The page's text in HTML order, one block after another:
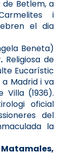
Betlem, a
i
el dia
Beneta)
Religiosa de
Eucarístic
Madrid i va
Villa (1936).
oficial
del
la